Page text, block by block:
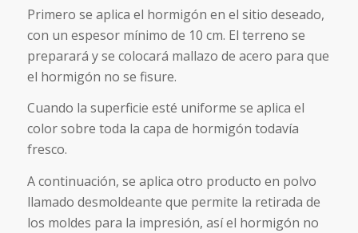
Primero se aplica el hormigón en el sitio deseado,
con un espesor mínimo de 10 cm. El terreno se
preparará y se colocará mallazo de acero para que
el hormigón no se fisure.
Cuando la superficie esté uniforme se aplica el
color sobre toda la capa de hormigón todavía
fresco.
A continuación, se aplica otro producto en polvo
llamado desmoldeante que permite la retirada de
los moldes para la impresión, así el hormigón no